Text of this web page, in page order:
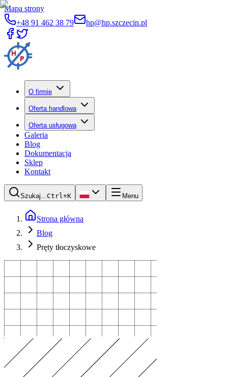
Mapa strony
+48 91 462 38 79
hp@hp.szczecin.pl
O firmie
Oferta handlowa
Oferta usługowa
Galeria
Blog
Dokumentacja
Sklep
Kontakt
Szukaj...Ctrl+K Menu
Strona główna
Blog
Pręty tłoczyskowe